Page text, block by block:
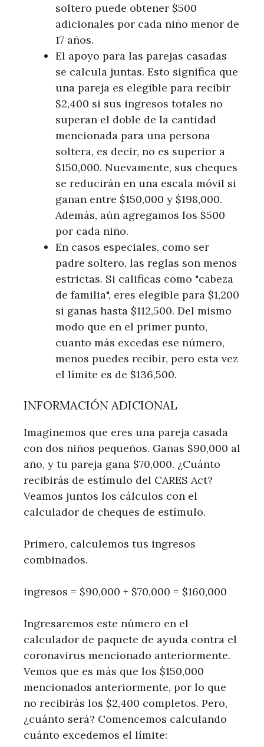
soltero puede obtener $500
adicionales por cada niño menor de
17 años.
El apoyo para las parejas casadas
se calcula juntas. Esto significa que
una pareja es elegible para recibir
$2,400 si sus ingresos totales no
superan el doble de la cantidad
mencionada para una persona
soltera, es decir, no es superior a
$150,000. Nuevamente, sus cheques
se reducirán en una escala móvil si
ganan entre $150,000 y $198,000.
Además, aún agregamos los $500
por cada niño.
En casos especiales, como ser
padre soltero, las reglas son menos
estrictas. Si calificas como "cabeza
de familia", eres elegible para $1,200
si ganas hasta $112,500. Del mismo
modo que en el primer punto,
cuanto más excedas ese número,
menos puedes recibir, pero esta vez
el límite es de $136,500.
INFORMACIÓN ADICIONAL
Imaginemos que eres una pareja casada
con dos niños pequeños. Ganas $90,000 al
año, y tu pareja gana $70,000. ¿Cuánto
recibirás de estímulo del CARES Act?
Veamos juntos los cálculos con el
calculador de cheques de estímulo.
Primero, calculemos tus ingresos
combinados.
ingresos = $90,000 + $70,000 = $160,000
Ingresaremos este número en el
calculador de paquete de ayuda contra el
coronavirus mencionado anteriormente.
Vemos que es más que los $150,000
mencionados anteriormente, por lo que
no recibirás los $2,400 completos. Pero,
¿cuánto será? Comencemos calculando
cuánto excedemos el límite: